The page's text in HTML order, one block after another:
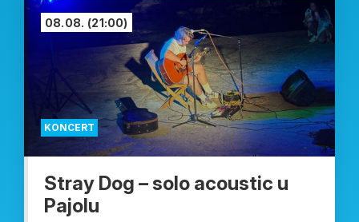
KONCERT
08.08. (21:00)
Stray Dog – solo acoustic u
Pajolu